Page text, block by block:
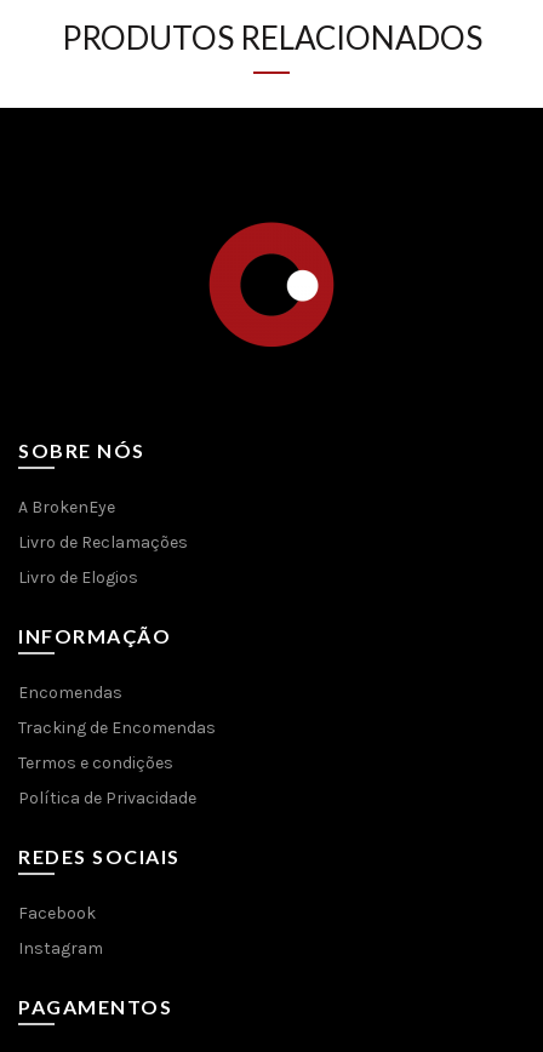
PRODUTOS RELACIONADOS
SOBRE NÓS
A BrokenEye
Livro de Reclamações
Livro de Elogios
INFORMAÇÃO
Encomendas
Tracking de Encomendas
Termos e condições
Política de Privacidade
REDES SOCIAIS
Facebook
Instagram
PAGAMENTOS